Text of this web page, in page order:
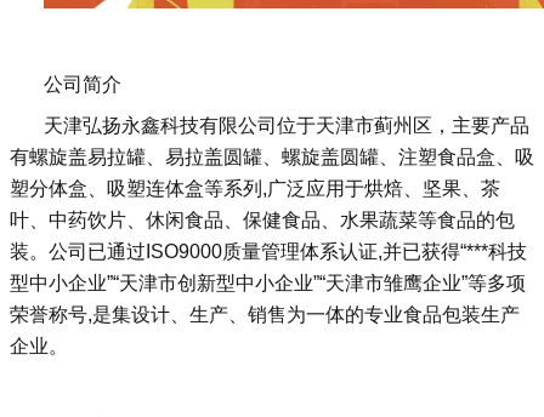
公司简介
天津弘扬永鑫科技有限公司位于天津市蓟州区，主要产品
有螺旋盖易拉罐、易拉盖圆罐、螺旋盖圆罐、注塑食品盒、吸
塑分体盒、吸塑连体盒等系列,广泛应用于烘焙、坚果、茶
叶、中药饮片、休闲食品、保健食品、水果蔬菜等食品的包
装。公司已通过ISO9000质量管理体系认证,并已获得“***科技
型中小企业”“天津市创新型中小企业”“天津市雏鹰企业”等多项
荣誉称号,是集设计、生产、销售为一体的专业食品包装生产
企业。